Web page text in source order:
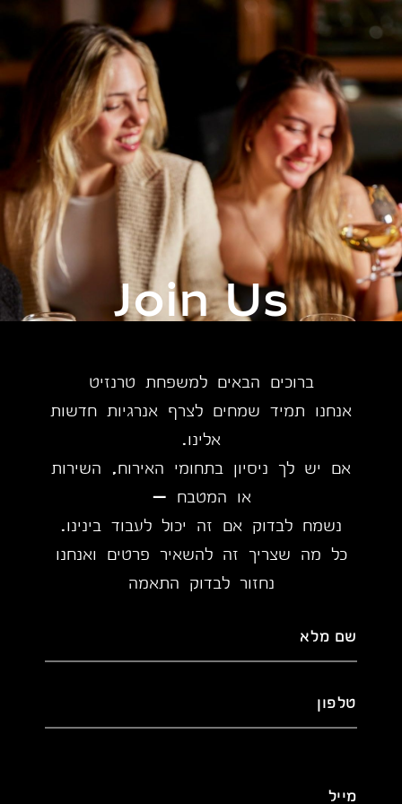
Join Us
ברוכים הבאים למשפחת טרנזיט
אנחנו תמיד שמחים לצרף אנרגיות חדשות
אלינו.
אם יש לך ניסיון בתחומי האירוח, השירות
או המטבח –
נשמח לבדוק אם זה יכול לעבוד בינינו.
כל מה שצריך זה להשאיר פרטים ואנחנו
נחזור לבדוק התאמה